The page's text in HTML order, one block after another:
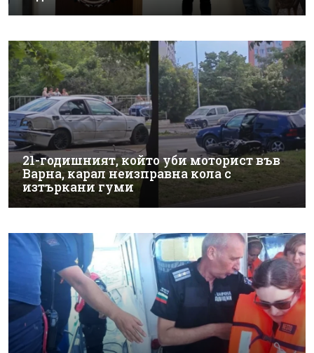
21-годишният, който уби моторист във
Варна, карал неизправна кола с
изтъркани гуми